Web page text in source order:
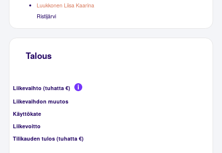
Luukkonen Liisa Kaarina
Ristijärvi
Talous
Liikevaihto (tuhatta €)
Liikevaihdon muutos
Käyttökate
Liikevoitto
Tilikauden tulos (tuhatta €)